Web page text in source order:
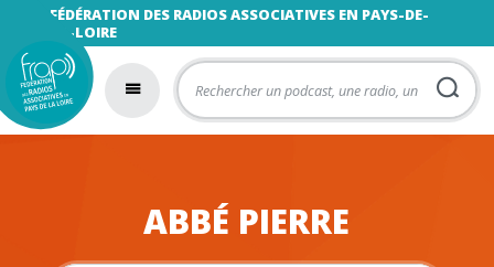
FÉDÉRATION DES RADIOS ASSOCIATIVES EN PAYS-DE-
LA-LOIRE
ABBÉ PIERRE